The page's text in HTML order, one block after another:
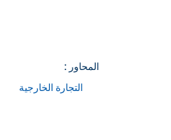
المحاور :
التجارة الخارجية